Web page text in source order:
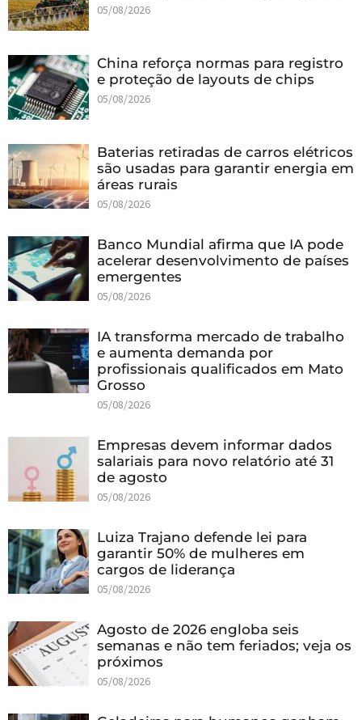
05/08/2026
China reforça normas para registro
e proteção de layouts de chips
05/08/2026
Baterias retiradas de carros elétricos
são usadas para garantir energia em
áreas rurais
05/08/2026
Banco Mundial afirma que IA pode
acelerar desenvolvimento de países
emergentes
05/08/2026
IA transforma mercado de trabalho
e aumenta demanda por
profissionais qualificados em Mato
Grosso
05/08/2026
Empresas devem informar dados
salariais para novo relatório até 31
de agosto
05/08/2026
Luiza Trajano defende lei para
garantir 50% de mulheres em
cargos de liderança
05/08/2026
Agosto de 2026 engloba seis
semanas e não tem feriados; veja os
próximos
05/08/2026